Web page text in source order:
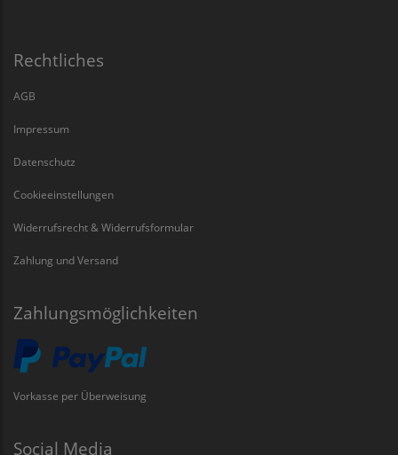
Rechtliches
AGB
Impressum
Datenschutz
Cookieeinstellungen
Widerrufsrecht & Widerrufsformular
Zahlung und Versand
Zahlungsmöglichkeiten
Vorkasse per Überweisung
Social Media